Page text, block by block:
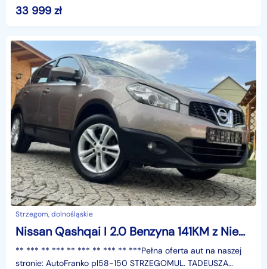
PLN*Podana w ogłoszeniu lokalizacja pojazdu jest aktua
33 999 zł
Strzegom, dolnośląskie
Nissan Qashqai I 2.0 Benzyna 141KM z Niemiec, Serwisowany, ekran dotykowy, HAK, Alu!
** *** ** *** ** *** ** *** ** ***Pełna oferta aut na naszej
stronie: AutoFranko pl58-150 STRZEGOMUL. TADEUSZA